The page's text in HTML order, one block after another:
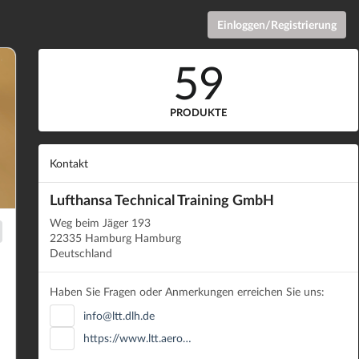
Einloggen/Registrierung
59
PRODUKTE
Kontakt
Lufthansa Technical Training GmbH
Weg beim Jäger 193
22335 Hamburg Hamburg
Deutschland
Haben Sie Fragen oder Anmerkungen erreichen Sie uns:
info@ltt.dlh.de
https://www.ltt.aero…